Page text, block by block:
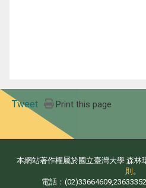
Tweet Print this page
本網站著作權屬於國立臺灣大學 森林
則 。
電話：